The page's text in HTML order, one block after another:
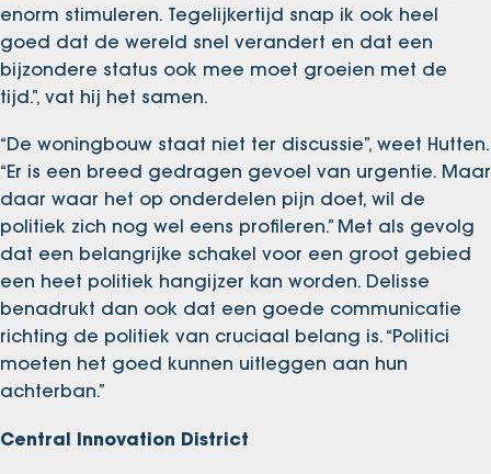
enorm stimuleren. Tegelijkertijd snap ik ook heel
goed dat de wereld snel verandert en dat een
bijzondere status ook mee moet groeien met de
tijd.”, vat hij het samen.
“De woningbouw staat niet ter discussie”, weet Hutten.
“Er is een breed gedragen gevoel van urgentie. Maar
daar waar het op onderdelen pijn doet, wil de
politiek zich nog wel eens profileren.” Met als gevolg
dat een belangrijke schakel voor een groot gebied
een heet politiek hangijzer kan worden. Delisse
benadrukt dan ook dat een goede communicatie
richting de politiek van cruciaal belang is. “Politici
moeten het goed kunnen uitleggen aan hun
achterban.”
Central Innovation District